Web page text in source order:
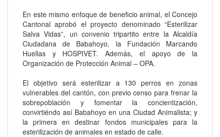
En este mismo enfoque de beneficio animal, el Concejo
Cantonal aprobó el proyecto denominado “Esterilizar
Salva Vidas”, un convenio tripartito entre la Alcaldía
Ciudadana de Babahoyo, la Fundación Marcando
Huellas y HOSPIVET. Además, el apoyo de la
Organización de Protección Animal – OPA.
El objetivo será esterilizar a 130 perros en zonas
vulnerables del cantón, con previo censo para frenar la
sobrepoblación y fomentar la concientización,
convirtiéndo así Babahoyo en una Ciudad Animalista; y
la primera en destinar fondos municipales para la
esterilización de animales en estado de calle.